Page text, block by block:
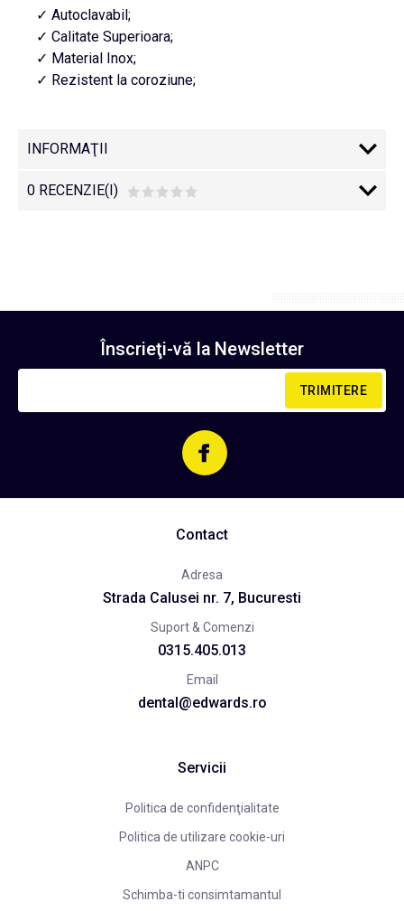
✓ Autoclavabil;
✓ Calitate Superioara;
✓ Material Inox;
✓ Rezistent la coroziune;
INFORMAŢII
0 RECENZIE(I)
Înscrieţi-vă la Newsletter
TRIMITERE
Contact
Adresa
Strada Calusei nr. 7, Bucuresti
Suport & Comenzi
0315.405.013
Email
dental@edwards.ro
Servicii
Politica de confidenţialitate
Politica de utilizare cookie-uri
ANPC
Schimba-ti consimtamantul